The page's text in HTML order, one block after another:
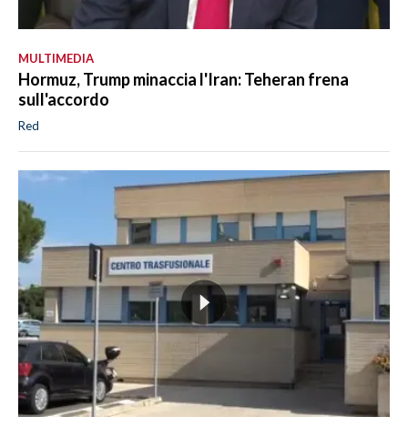
MULTIMEDIA
Hormuz, Trump minaccia l'Iran: Teheran frena
sull'accordo
Red